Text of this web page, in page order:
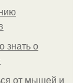
знать о
от мышей и